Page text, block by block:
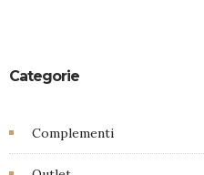
Categorie
Complementi